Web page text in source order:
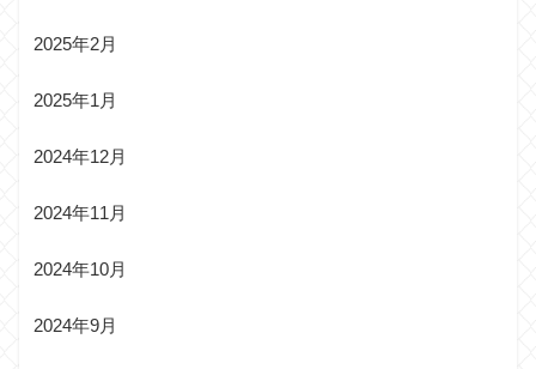
2025年2月
2025年1月
2024年12月
2024年11月
2024年10月
2024年9月